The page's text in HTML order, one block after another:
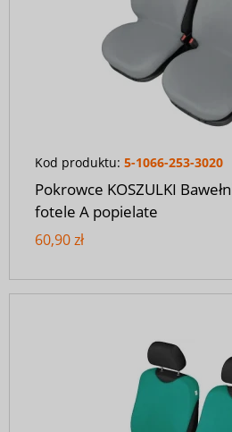
Kod produktu: 5-1066-253-3020
Pokrowce KOSZULKI
fotele A popielate
60,90 zł